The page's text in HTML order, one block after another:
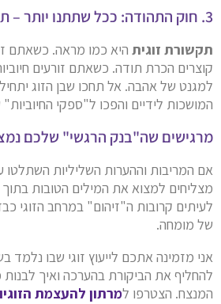
3. חוק התהודה: ככל שתתנו יותר – תקבלו יותר
תקשורת זוגית היא כמו מראה. כשאתם
קוצרים הכרת תודה. כשאתם זורעים
למגנט של אהבה. אל תחכו שבן הזוג
המושכות לידיים והפכו ל"ספקי
מרגישים שה"בנק הרגשי" שלכם
אם המריבות וההערות השליליות
מצליחים למצוא את המילים הטובות
לעיתים קרובות ה"זיהום" במרחב הזוגי
של מומחה.
אני מזמינה אתכם לייעוץ זוגי שבו נלמד
המנצח. הצטרפו למרתון להעצמת